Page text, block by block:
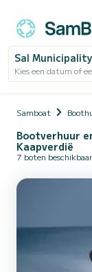
Sal Municipality
Kies een datum of
Samboat
Bootverhuur
Kaapverdië
7 boten